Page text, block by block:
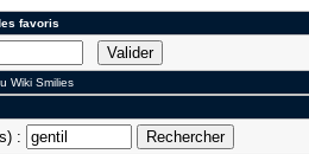
favoris
Wiki Smilies
: